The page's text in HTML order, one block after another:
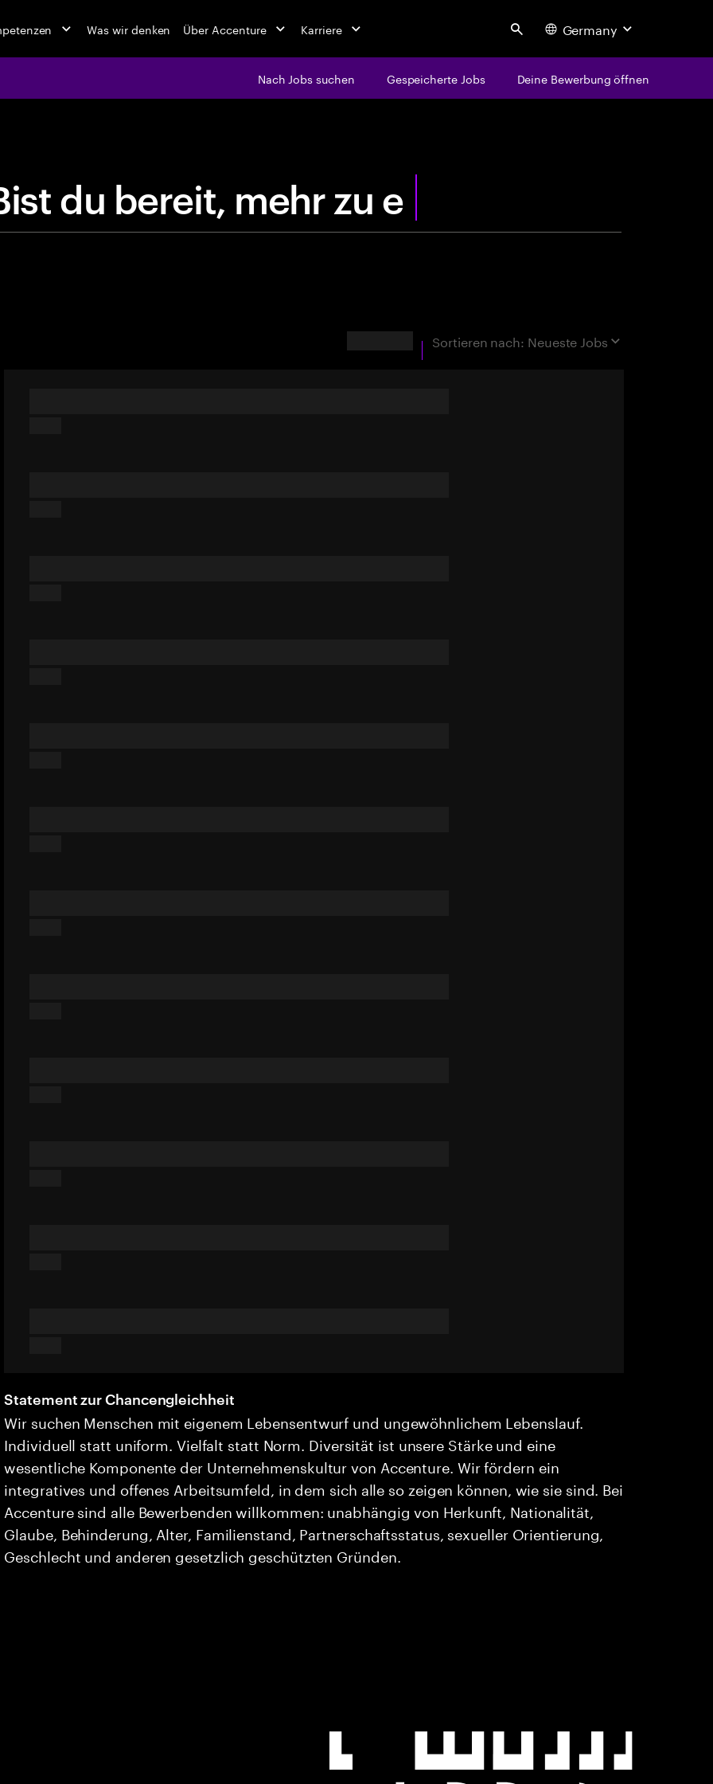
Was wir denken Über Accenture Karriere Search Germany
Nach Jobs suchen Gespeicherte Jobs Deine Bewerbung öffnen
Bis tdube reit,m
Sortieren nach: Neueste Jobs
Statement zur Chancengleichheit
Wir suchen Menschen mit eigenem Lebensentwurf und ungewöhnlichem Lebenslauf.
Individuell statt uniform. Vielfalt statt Norm. Diversität ist unsere Stärke und eine
wesentliche Komponente der Unternehmenskultur von Accenture. Wir fördern ein
integratives und offenes Arbeitsumfeld, in dem sich alle so zeigen können, wie sie sind. Bei
Accenture sind alle Bewerbenden willkommen: unabhängig von Herkunft, Nationalität,
Glaube, Behinderung, Alter, Familienstand, Partnerschaftsstatus, sexueller Orientierung,
Geschlecht und anderen gesetzlich geschützten Gründen.